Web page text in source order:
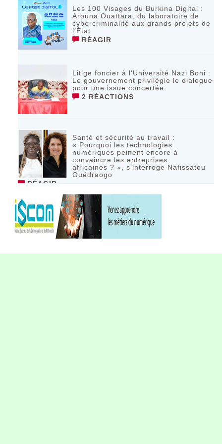
Les 100 Visages du Burkina Digital :
Arouna Ouattara, du laboratoire de
cybercriminalité aux grands projets de
l’État
RÉAGIR
Litige foncier à l’Université Nazi Boni :
Le gouvernement privilégie le dialogue
pour une issue concertée
2 RÉACTIONS
Santé et sécurité au travail :
« Pourquoi les technologies
numériques peinent encore à
convaincre les entreprises
africaines ? », s’interroge Nafissatou
Ouédraogo
RÉAGIR